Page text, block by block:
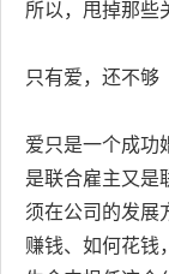
所以，甩掉那些
只有爱，还不够
爱只是一个成功
是联合雇主又是
须在公司的发展
赚钱、如何花钱